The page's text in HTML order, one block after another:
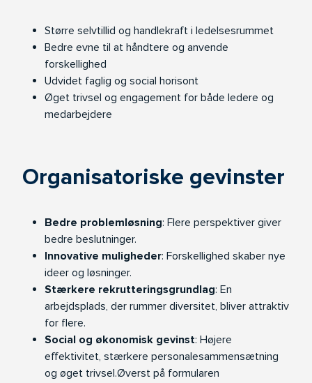
Større selvtillid og handlekraft i ledelsesrummet
Bedre evne til at håndtere og anvende
forskellighed
Udvidet faglig og social horisont
Øget trivsel og engagement for både ledere og
medarbejdere
Organisatoriske gevinster
Bedre problemløsning: Flere perspektiver giver
bedre beslutninger.
Innovative muligheder: Forskellighed skaber nye
ideer og løsninger.
Stærkere rekrutteringsgrundlag: En
arbejdsplads, der rummer diversitet, bliver attraktiv
for flere.
Social og økonomisk gevinst: Højere
effektivitet, stærkere personalesammensætning
og øget trivsel.Øverst på formularen